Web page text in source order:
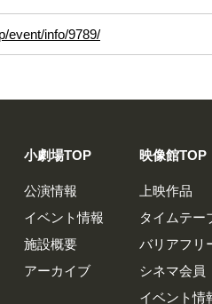
event/info/9789/
小劇場TOP
公演情報
イベント情報
施設概要
アーカイブ
映像館TOP
上映作品
タイムテー
バリアフリ
シネマ会員
イベント情